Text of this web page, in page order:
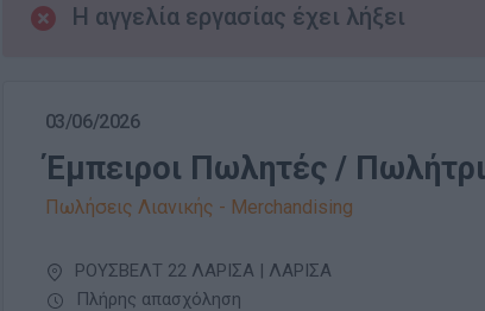
Η αγγελία εργασίας έχει λήξει
03/06/2026
Έμπειροι Πωλητές /
Πωλήσεις Λιανικής - Merchandising
ΡΟΥΣΒΕΛΤ 22 ΛΑΡΙΣΑ | ΛΑΡΙΣΑ
Πλήρης απασχόληση